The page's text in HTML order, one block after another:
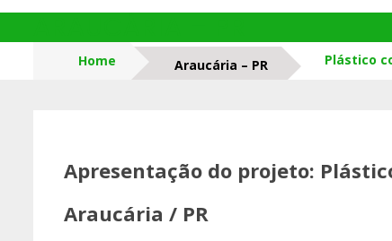
Home Plástico
Araucária – PR
Apresentação do projeto:
Araucária / PR